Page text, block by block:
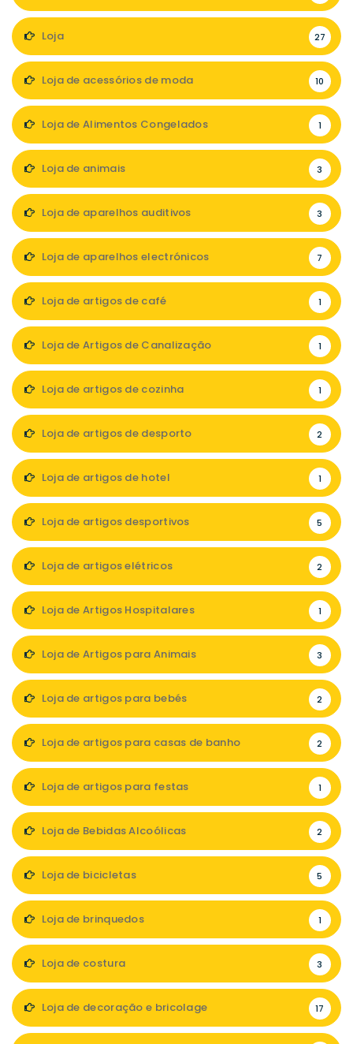
Loja 27
Loja de acessórios de moda 10
Loja de Alimentos Congelados 1
Loja de animais 3
Loja de aparelhos auditivos 3
Loja de aparelhos electrónicos 7
Loja de artigos de café 1
Loja de Artigos de Canalização 1
Loja de artigos de cozinha 1
Loja de artigos de desporto 2
Loja de artigos de hotel 1
Loja de artigos desportivos 5
Loja de artigos elétricos 2
Loja de Artigos Hospitalares 1
Loja de Artigos para Animais 3
Loja de artigos para bebés 2
Loja de artigos para casas de banho 2
Loja de artigos para festas 1
Loja de Bebidas Alcoólicas 2
Loja de bicicletas 5
Loja de brinquedos 1
Loja de costura 3
Loja de decoração e bricolage 17